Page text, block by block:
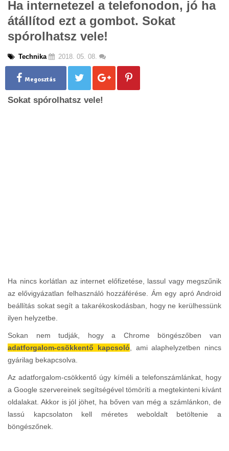
g
Ha internetezel a telefonodon, jó ha
átállítod ezt a gombot. Sokat
spórolhatsz vele!
Technika 2018. 05. 08.
Megosztás
Sokat spórolhatsz vele!
Ha nincs korlátlan az internet előfizetése, lassul vagy megszűnik
az elővigyázatlan felhasználó hozzáférése. Ám egy apró Android
beállítás sokat segít a takarékoskodásban, hogy ne kerülhessünk
ilyen helyzetbe.
Sokan nem tudják, hogy a Chrome böngészőben van
adatforgalom-csökkentő kapcsoló , ami alaphelyzetben nincs
gyárilag bekapcsolva.
Az adatforgalom-csökkentő úgy kíméli a telefonszámlánkat, hogy
a Google szervereinek segítségével tömöríti a megtekinteni kívánt
oldalakat. Akkor is jól jöhet, ha bőven van még a számlánkon, de
lassú kapcsolaton kell méretes weboldalt betöltenie a
böngészőnek.